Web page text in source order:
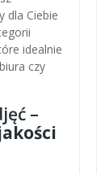
dla Ciebie
idealnie
czy
–